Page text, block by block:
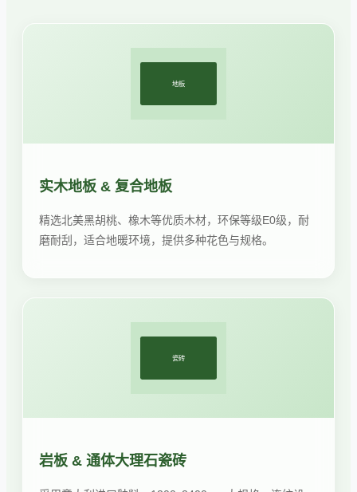
地板
实木地板 & 复合地板
精选北美黑胡桃、橡木等优质木材，环保等级E0级，耐
磨耐刮，适合地暖环境，提供多种花色与规格。
瓷砖
岩板 & 通体大理石瓷砖